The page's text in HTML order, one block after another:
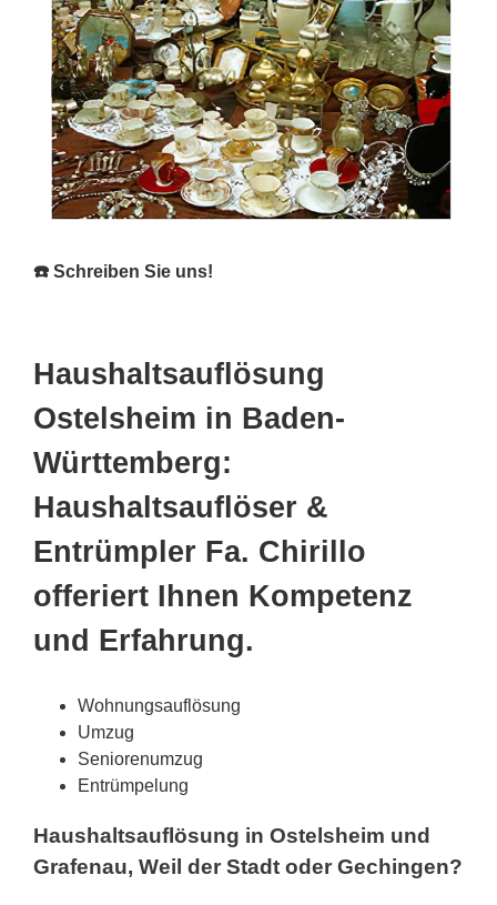
☎️ Schreiben Sie uns!
Haushaltsauflösung
Ostelsheim in Baden-
Württemberg:
Haushaltsauflöser &
Entrümpler Fa. Chirillo
offeriert Ihnen Kompetenz
und Erfahrung.
Wohnungsauflösung
Umzug
Seniorenumzug
Entrümpelung
Haushaltsauflösung in Ostelsheim und
Grafenau, Weil der Stadt oder Gechingen?